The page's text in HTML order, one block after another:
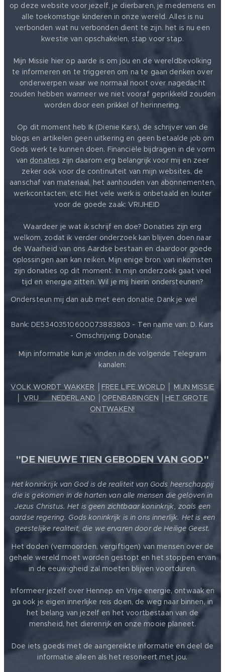
op deze website voor jezelf, je dierbaren, je medemens en
alle toekomstige kinderen in onze wereld. Alles is nu
verbonden wat nu verbonden dient te zijn. het is nu een
kwestie van opschakelen, stap voor stap.
Mijn Missie hier op aarde is om jou en de wereldbevolking
te informeren en te triggeren om na te gaan denken over
onderwerpen waar we normaal nooit over nagedacht
zouden hebben wanneer we niet vooraf geprikkeld zouden
worden door een prikkel of herinnering.
Op dit moment heb Ik (Dienie Kars), de schrijver van de
blogs en artikelen geen uitkering en geen betaalde job om
Gods werk te kunnen doen. Financiële bijdragen in de vorm
van donaties zijn daarom erg belangrijk voor mij en zeer
zeker ook voor de continuïteit van mijn websites, de
aanschaf van materiaal, het aanhouden van abonnementen,
werkcontacten, etc. Het vele werk is onbetaald en louter
voor de goede zaak: VRIJHEID ❤️
Waardeer je wat ik schrijf en doe? Donaties zijn erg
welkom, zodat ik verder onderzoek kan blijven doen naar
de Waarheid van ons Aardse bestaan en daardoor goede
oplossingen aan kan reiken. Mijn enige bron van inkomsten
zijn donaties op dit moment. In mijn onderzoek gaat veel
tijd en energie zitten. Wil je mij hierin ondersteunen?
Ondersteun mij dan aub met een donatie. Dank je wel
Bank: DE53403510600073883803 - Ten name van: D. Kars
- Omschrijving: Donatie.
Mijn informatie kun je vinden in de volgende Telegram
kanalen:
VOLK WORDT WAKKER FREE LIFE WORLD
MIJN MISSIE
VRIJ ❤️ NEDERLAND OPENBARINGEN
HET GROTE
ONTWAKEN!
"DE NIEUWE TIEN GEBODEN VAN GOD"
Het koninkrijk van God is de realiteit van Gods heerschappij
die is gekomen in de harten van alle mensen die geloven in
Jezus Christus. Het is geen zichtbaar koninkrijk, zoals een
aardse regering. Gods koninkrijk is in ons innerlijk. Het is een
geestelijke realiteit, die we ervaren door de Heilige Geest.
Het doden (vermoorden, vergiftigen) van mensen over de
gehele wereld moet worden gestopt en het stoppen ervan
in de eeuwigheid zal moeten blijven voortduren.
Informeer jezelf over Hennep en Vrije energie, ontwaak en
ga ook je eigen innerlijke reis doen, de weg naar binnen, in
het belang van jezelf en het voortbestaan van de
mensheid, het dierenrijk en onze mooie planeet.
Doe iets goeds met de aangereikte informatie en deel de
informatie alleen als het resoneert met jou.